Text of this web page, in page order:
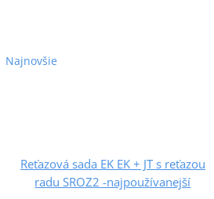
Najnovšie
Reťazová sada EK EK + JT s reťazou
radu SROZ2 -najpoužívanejší